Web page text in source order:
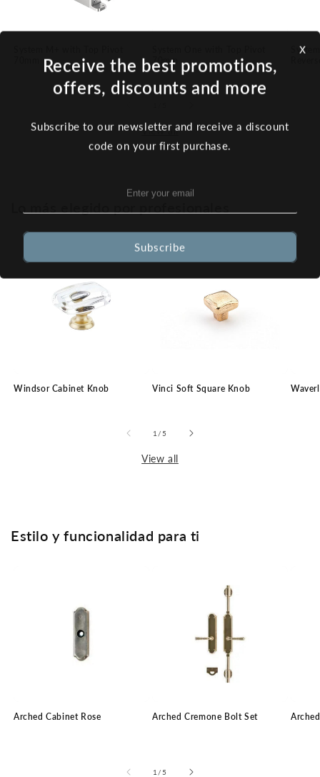
70mm
View all
Lo más elegido por profesionales
Windsor Cabinet Knob Vinci Soft Square Knob
1 /of5
View all
Estilo y funcionalidad para ti
Arched Cabinet Rose Arched Cremone Bolt Set
1 /of5
x
Receive the best promotions,
offers, discounts and more
Subscribe to our newsletter and receive a discount
code on your first purchase.
Subscribe